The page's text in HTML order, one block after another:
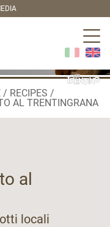
RECIPES
AL TRENTINGRANA
al
locali